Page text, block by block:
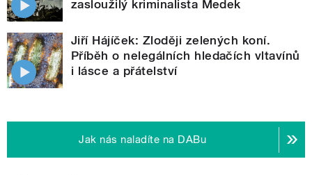
zasloužilý kriminalista Medek
Jiří Hájíček: Zloději zelených koní.
Příběh o nelegálních hledačích vltavínů
i lásce a přátelství
Jak nás naladíte na DABu